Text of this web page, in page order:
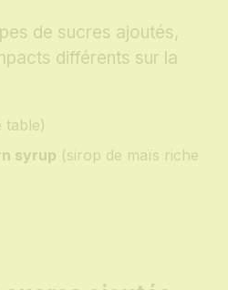
de sucres ajoutés,
différents sur la
table)
syrup (sirop de maïs riche